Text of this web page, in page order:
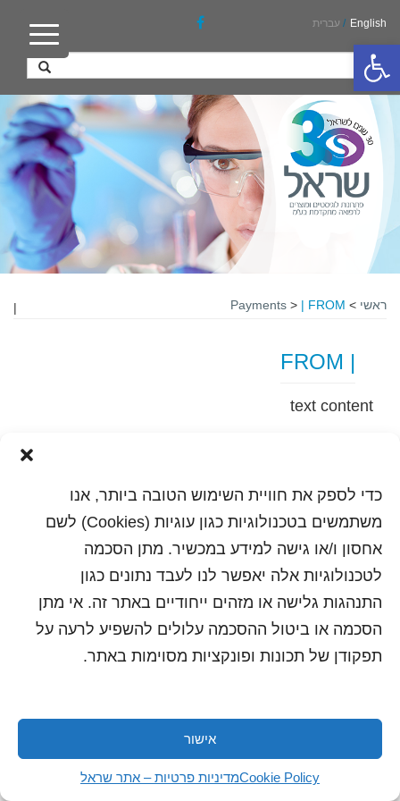
פתח סרגל נגישות
כדי לספק את חוויית השימוש הטובה ביותר, אנו
משתמשים בטכנולוגיות כגון עוגיות (Cookies) לשם
אחסון ו/או גישה למידע במכשיר. מתן הסכמה
לטכנולוגיות אלה יאפשר לנו לעבד נתונים כגון
התנהגות גלישה או מזהים ייחודיים באתר זה. אי מתן
הסכמה או ביטול ההסכמה עלולים להשפיע לרעה על
תפקודן של תכונות ופונקציות מסוימות באתר.
אישור
Cookie Policyמדיניות פרטיות – אתר שראל
English
/ עברית
ראשי >
Payments > | FROM
|
| FROM
text content
שלח לחבר
כל הזכויות שמורות לשראל 2018 | עיצוב ותכנות: סטודיו
"היוצרים"